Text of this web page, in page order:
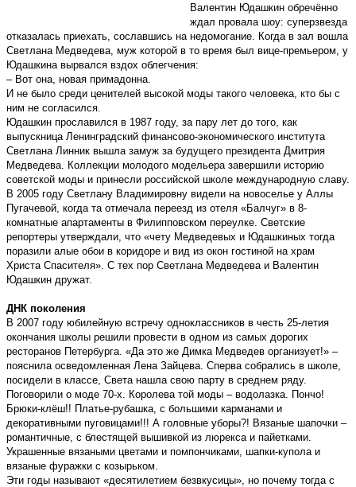
Валентин Юдашкин обречённо
ждал провала шоу: суперзвезда
отказалась приехать, сославшись на недомогание. Когда в зал вошла
Светлана Медведева, муж которой в то время был вице-премьером, у
Юдашкина вырвался вздох облегчения:
– Вот она, новая примадонна.
И не было среди ценителей высокой моды такого человека, кто бы с
ним не согласился.
Юдашкин прославился в 1987 году, за пару лет до того, как
выпускница Ленинградский финансово-экономического института
Светлана Линник вышла замуж за будущего президента Дмитрия
Медведева. Коллекции молодого модельера завершили историю
советской моды и принесли российской школе международную славу.
В 2005 году Светлану Владимировну видели на новоселье у Аллы
Пугачевой, когда та отмечала переезд из отеля «Балчуг» в 8-
комнатные апартаменты в Филипповском переулке. Светские
репортеры утверждали, что «чету Медведевых и Юдашкиных тогда
поразили алые обои в коридоре и вид из окон гостиной на храм
Христа Спасителя». С тех пор Светлана Медведева и Валентин
Юдашкин дружат.
ДНК поколения
В 2007 году юбилейную встречу одноклассников в честь 25-летия
окончания школы решили провести в одном из самых дорогих
ресторанов Петербурга. «Да это же Димка Медведев организует!» –
пояснила осведомленная Лена Зайцева. Сперва собрались в школе,
посидели в классе, Света нашла свою парту в среднем ряду.
Поговорили о моде 70-х. Королева той моды – водолазка. Пончо!
Брюки-клёш!! Платье-рубашка, с большими карманами и
декоративными пуговицами!!! А головные уборы?! Вязаные шапочки –
романтичные, с блестящей вышивкой из люрекса и пайетками.
Украшенные вязаными цветами и помпончиками, шапки-купола и
вязаные фуражки с козырьком.
Эти годы называют «десятилетием безвкусицы», но почему тогда с